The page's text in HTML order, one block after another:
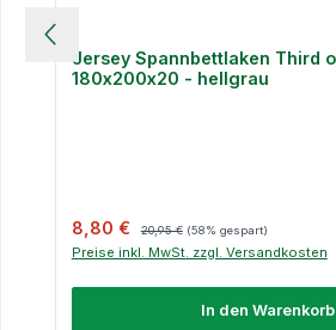
Jersey Spannbettlaken Third
180x200x20 - hellgrau
Verkaufspreis:
8,80 € 20,95 € (58% gespart)
Preise inkl. MwSt. zzgl. Versandkosten
In den Warenkorb